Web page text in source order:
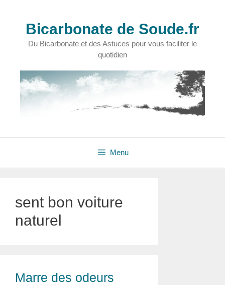
Bicarbonate de Soude.fr
Du Bicarbonate et des Astuces pour vous faciliter le
quotidien
Menu
sent bon voiture
naturel
Marre des odeurs